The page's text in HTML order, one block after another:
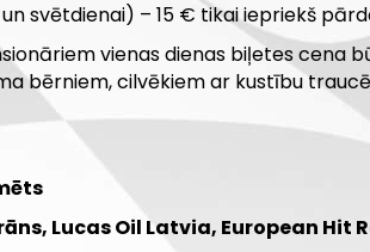
svētdienai) – 15 € tikai iepriekš
vienas dienas biļetes cena
bērniem, cilvēkiem ar kustību
Lucas Oil Latvia, European Hit